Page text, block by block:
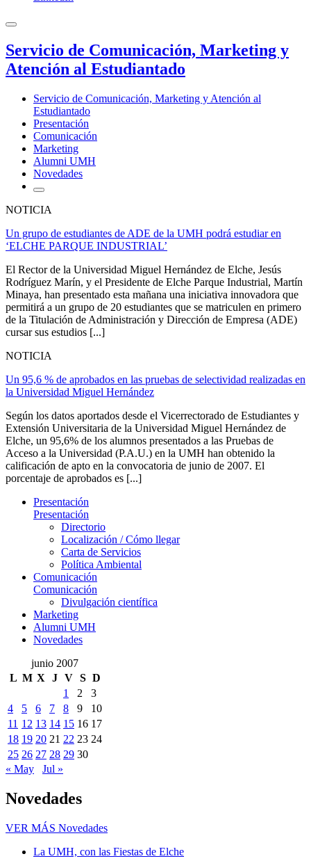
Servicio de Comunicación, Marketing y
Atención al Estudiantado
Servicio de Comunicación, Marketing y Atención al
Estudiantado
Presentación
Comunicación
Marketing
Alumni UMH
Novedades
NOTICIA
Un grupo de estudiantes de ADE de la UMH podrá estudiar en
‘ELCHE PARQUE INDUSTRIAL’
El Rector de la Universidad Miguel Hernández de Elche, Jesús
Rodríguez Marín, y el Presidente de Elche Parque Industrial, Martín
Minaya, han presentado esta mañana una iniciativa innovadora que
permitirá a un grupo de 20 estudiantes que se matriculen en primero
de la Titulación de Administración y Dirección de Empresa (ADE)
cursar sus estudios [...]
NOTICIA
Un 95,6 % de aprobados en las pruebas de selectividad realizadas en
la Universidad Miguel Hernández
Según los datos aportados desde el Vicerrectorado de Estudiantes y
Extensión Universitaria de la Universidad Miguel Hernández de
Elche, un 95,6% de los alumnos presentados a las Pruebas de
Acceso a la Universidad (P.A.U.) en la UMH han obtenido la
calificación de apto en la convocatoria de junio de 2007. El
porcentaje de aprobados es [...]
Presentación
Presentación
Directorio
Localización / Cómo llegar
Carta de Servicios
Política Ambiental
Comunicación
Comunicación
Divulgación científica
Marketing
Alumni UMH
Novedades
junio 2007
L M X J V S D
1
2
3
4
5 6 7 8 9
10
11 12 13 14 15 16 17
18 19 20 21 22 23 24
25 26 27 28 29 30
« May
Jul »
Novedades
VER MÁS Novedades
La UMH, con las Fiestas de Elche